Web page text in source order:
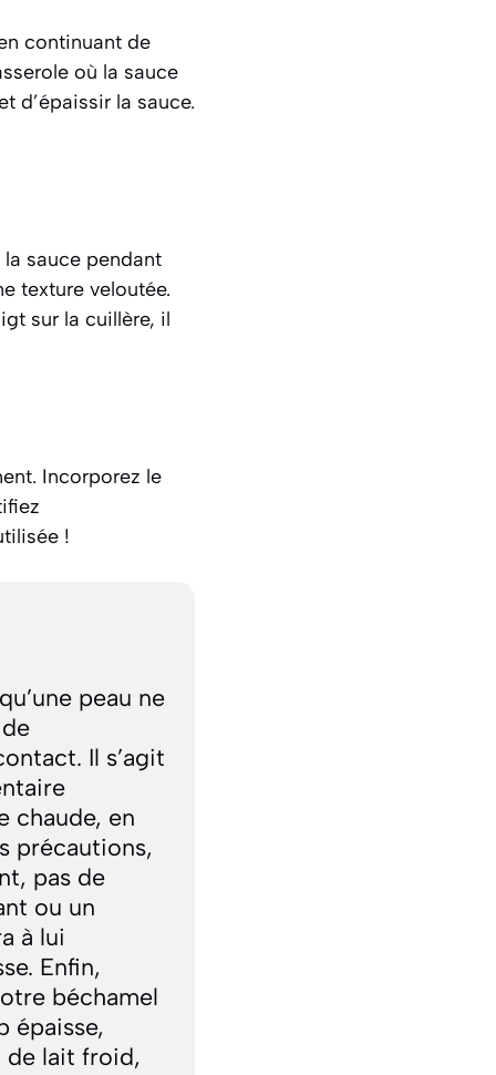
continuant de
où la sauce
d’épaissir la sauce.
sauce pendant
texture veloutée.
sur la cuillère, il
Incorporez le
!
peau ne
. Il s’agit
chaude, en
précautions,
pas de
ou un
à lui
Enfin,
béchamel
épaisse,
de lait froid,